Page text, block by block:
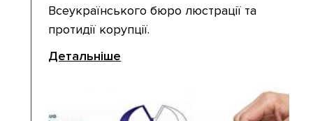
Всеукраїнського бюро люстрації та
протидії корупції.
Детальніше